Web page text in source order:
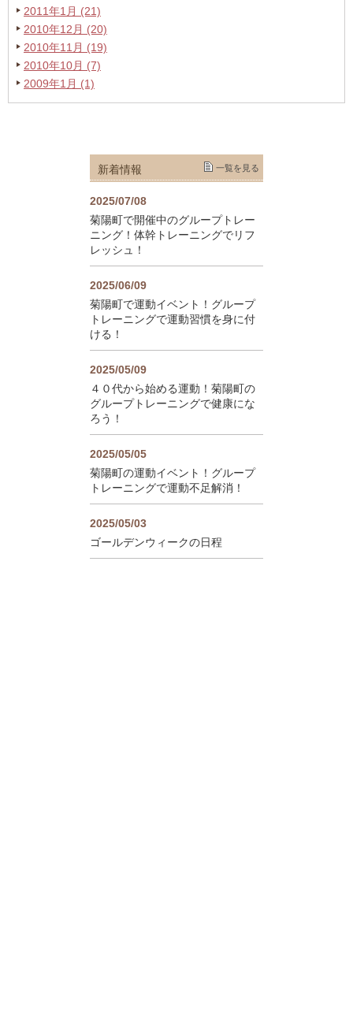
2011年1月 (21)
2010年12月 (20)
2010年11月 (19)
2010年10月 (7)
2009年1月 (1)
新着情報 一覧を見る
2025/07/08
菊陽町で開催中のグループトレー
ニング！体幹トレーニングでリフ
レッシュ！
2025/06/09
菊陽町で運動イベント！グループ
トレーニングで運動習慣を身に付
ける！
2025/05/09
４０代から始める運動！菊陽町の
グループトレーニングで健康にな
ろう！
2025/05/05
菊陽町の運動イベント！グループ
トレーニングで運動不足解消！
2025/05/03
ゴールデンウィークの日程